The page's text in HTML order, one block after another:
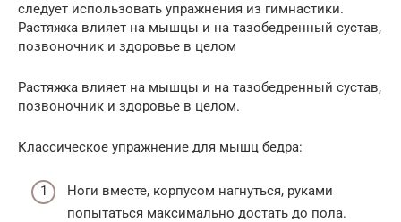
следует использовать упражнения из гимнастики.
Растяжка влияет на мышцы и на тазобедренный сустав,
позвоночник и здоровье в целом
Растяжка влияет на мышцы и на тазобедренный сустав,
позвоночник и здоровье в целом.
Классическое упражнение для мышц бедра:
Ноги вместе, корпусом нагнуться, руками
попытаться максимально достать до пола.